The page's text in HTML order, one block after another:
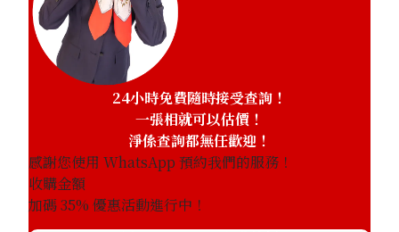
24小時免費隨時接受查詢！
一張相就可以估價！
淨係查詢都無任歡迎！
感謝您使用 WhatsApp 預約我們的服務！
收購金額
加碼35% 優惠活動進行中！